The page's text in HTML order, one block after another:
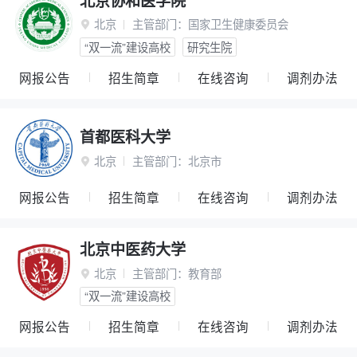
 北京 主管部门： 国家卫生健康委员会
“双一流”建设高校
研究生院
网报公告 招生简章 在线咨询 调剂办法
首都医科大学
 北京 主管部门： 北京市
网报公告 招生简章 在线咨询 调剂办法
北京中医药大学
 北京 主管部门： 教育部
“双一流”建设高校
网报公告 招生简章 在线咨询 调剂办法